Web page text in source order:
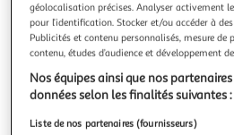
Garantie fabricant: 2 ans *
Vendu parAuchan
Livr. ou retrait dès 4/5 jours
Retrait offert
Plus d'options
géolocalisation précises. Analyser activement
pour l’identification. Stocker et/ou accéder à
Publicités et contenu personnalisés, mesure
contenu, études d’audience et développement
Nos équipes ainsi que nos
données selon les finalités suivantes :
Liste de nos partenaires (fournisseurs)